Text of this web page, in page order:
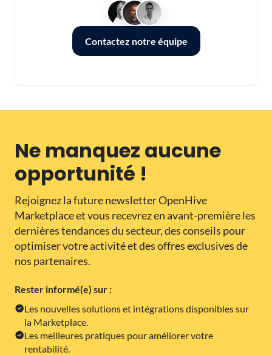
Contactez notre équipe
Ne manquez aucune
opportunité !
Rejoignez la future newsletter OpenHive
Marketplace et vous recevrez en avant-première les
dernières tendances du secteur, des conseils pour
optimiser votre activité et des offres exclusives de
nos partenaires.
Rester informé(e) sur :
Les nouvelles solutions et intégrations disponibles sur
la Marketplace.
Les meilleures pratiques pour améliorer votre
rentabilité.